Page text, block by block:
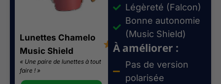
Lunettes Chamelo
Music Shield
4.2/5
« Une paire de lunettes à tout
faire ! »
Lunettes Chamelo
Falcon
« Des lunettes électroniques
qui n’ont pas besoin d’être
rechargées ! »
Légèreté (Falcon)
Bonne autonomie
(Music Shield)
À améliorer :
Pas de version
polarisée